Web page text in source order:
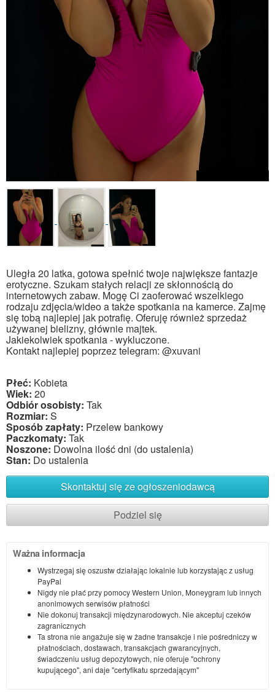
Uległa 20 latka, gotowa spełnić twoje największe fantazje
erotyczne. Szukam stałych relacji ze skłonnością do
internetowych zabaw. Mogę Ci zaoferować wszelkiego
rodzaju zdjęcia/wideo a także spotkania na kamerce. Zajmę
się tobą najlepiej jak potrafię. Oferuję również sprzedaż
używanej bielizny, głównie majtek.
Jakiekolwiek spotkania - wykluczone.
Kontakt najlepiej poprzez telegram: @xuvani
Płeć: Kobieta
Wiek: 20
Odbiór osobisty: Tak
Rozmiar: S
Sposób zapłaty: Przelew bankowy
Paczkomaty: Tak
Noszone: Dowolna ilość dni (do ustalenia)
Stan: Do ustalenia
Skontaktuj się ze ogłoszeniodawcą
Podziel się
Ważna informacja
Wystrzegaj się oszustw działając lokalnie lub korzystając z usług
PayPal
Nigdy nie płać przy pomocy Western Union, Moneygram lub innych
anonimowych serwisów płatności
Nie dokonuj transakcji międzynarodowych. Nie akceptuj czeków
zagranicznych
Ta strona nie angażuje się w żadne transakcje i nie pośredniczy w
płatnościach, dostawach, transakcjach gwarancyjnych,
świadczeniu usług depozytowych, nie oferuje "ochrony
kupującego", ani daje "certyfikatu sprzedającym"